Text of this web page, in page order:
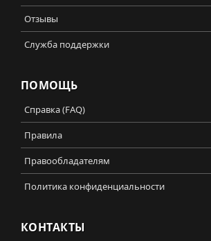
Отзывы
Служба поддержки
ПОМОЩЬ
Справка (FAQ)
Правила
Правообладателям
Политика конфиденциальности
КОНТАКТЫ